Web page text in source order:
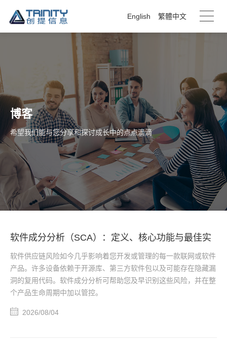
English 繁體中文
博客
希望我们能与您分享和探讨成长中的点点滴滴
软件成分分析（SCA）：定义、核心功能与最佳实
践
软件供应链风险如今几乎影响着您开发或管理的每一款联网或软件
产品。许多设备依赖于开源库、第三方软件包以及可能存在隐藏漏
洞的复用代码。软件成分分析可帮助您及早识别这些风险，并在整
个产品生命周期中加以管控。
2026/08/04